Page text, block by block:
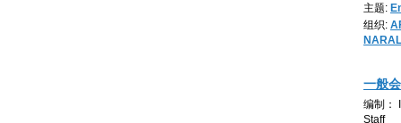
主题:
组织:
一般
编制：
Staff